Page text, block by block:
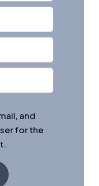
and
for the